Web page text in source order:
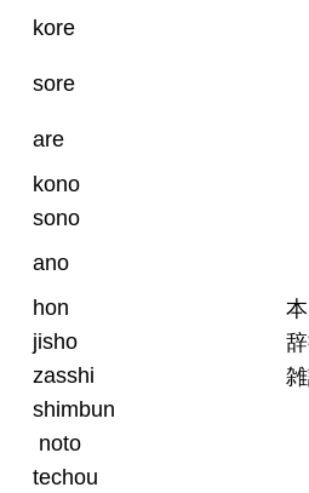
kore
sore
are
kono
sono
ano
hon
本
jisho
zasshi
shimbun
noto
techou